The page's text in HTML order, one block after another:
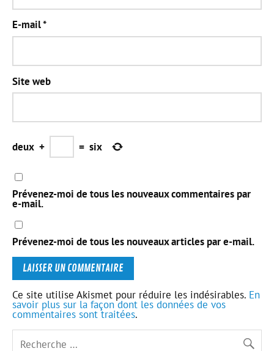
E-mail*
Site web
deux + = six
Prévenez-moi de tous les nouveaux commentaires par
e-mail.
Prévenez-moi de tous les nouveaux articles par e-mail.
Ce site utilise Akismet pour réduire les indésirables. En
savoir plus sur la façon dont les données de vos
commentaires sont traitées.